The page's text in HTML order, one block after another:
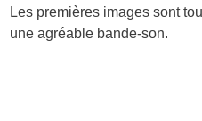
Les premières images sont
une agréable bande-son.